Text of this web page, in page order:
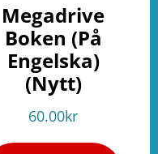
Megadrive
Boken (På
Engelska)
(Nytt)
60.00kr